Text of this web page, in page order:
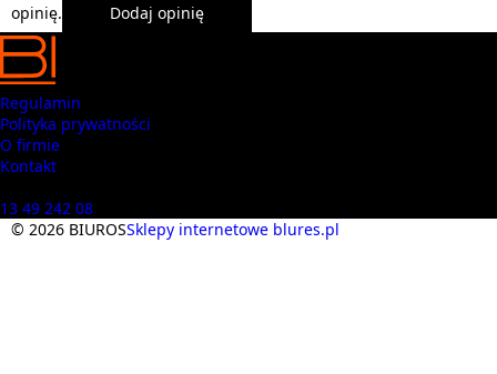
opinię.
Dodaj opinię
Regulamin
Polityka prywatności
O firmie
Kontakt
13 49 242 08
© 2026 BIUROSSklepy internetowe blures.pl